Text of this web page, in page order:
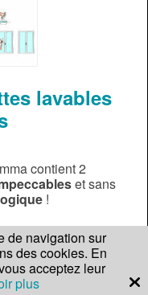
lavables
contient 2
et sans
!
Gagnez139 points
de navigation sur
des cookies. En
acceptez leur
plus